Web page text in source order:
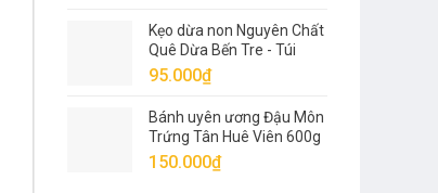
Kẹo dừa non Nguyên Chất
Quê Dừa Bến Tre - Túi
500g
95.000₫
Bánh uyên ương Đậu Môn
Trứng Tân Huê Viên 600g
(Vị Mới)
150.000₫